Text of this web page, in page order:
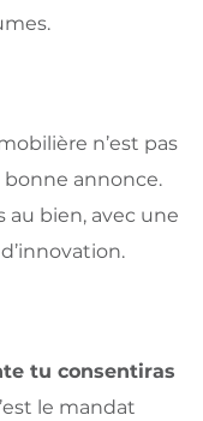
n’est pas
bonne annonce.
au bien, avec une
tu consentiras
le mandat